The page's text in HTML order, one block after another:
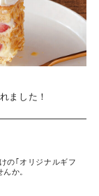
ました！
の｢オリジナルギフ
か。